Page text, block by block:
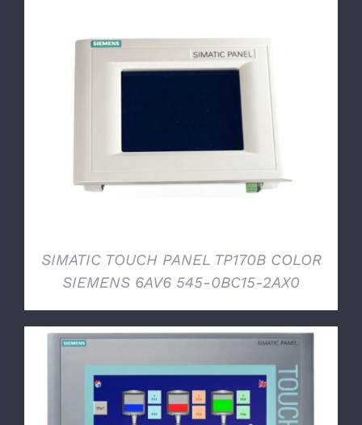
SIMATIC TOUCH PANEL TP170B COLOR
SIEMENS 6AV6 545-0BC15-2AX0